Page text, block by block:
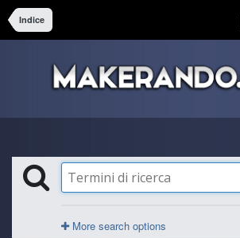
Indice
More search options